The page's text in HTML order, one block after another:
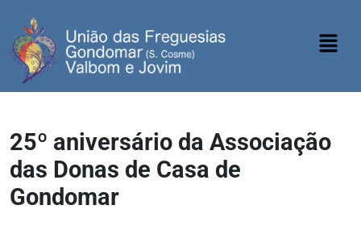
25º aniversário da Associação
das Donas de Casa de
Gondomar